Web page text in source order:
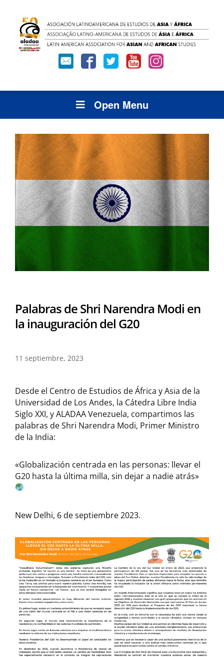
Open Menu
Palabras de Shri Narendra Modi en
la inauguración del G20
11 septiembre, 2023
Desde el Centro de Estudios de África y Asia de la
Universidad de Los Andes, la Cátedra Libre India
Siglo XXI, y ALADAA Venezuela, compartimos las
palabras de Shri Narendra Modi, Primer Ministro
de la India:
«Globalización centrada en las personas: llevar el
G20 hasta la última milla, sin dejar a nadie atrás»
New Delhi, 6 de septiembre 2023.